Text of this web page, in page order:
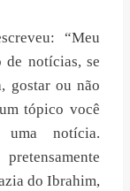
“Meu
de notícias, se
gostar ou não
tópico você
notícia.
do Ibrahim,